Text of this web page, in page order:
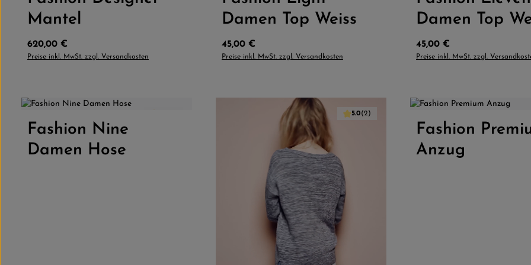
Mantel
Regulärer Preis:
620,00 €
Preise inkl. MwSt. zzgl. Versandkosten
Damen Top Weiss
Regulärer Preis:
45,00 €
Preise inkl. MwSt. zzgl. Versandkosten
Damen Top
Regulärer Preis:
45,00 €
Preise inkl. MwSt. zzgl.
Produkt Anzahl: Gib den gewünschten Wert ein oder benutze die
Fashion Nine
Damen Hose
5.0(2)
Produkt Anzahl:
Fashion
Anzug